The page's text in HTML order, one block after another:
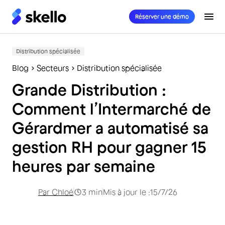
Réserver une démo
Distribution spécialisée
Blog Secteurs Distribution spécialisée
Grande Distribution :
Comment l’Intermarché de
Gérardmer a automatisé sa
gestion RH pour gagner 15
heures par semaine
Par Chloé 3 minMis à jour le :15/7/26